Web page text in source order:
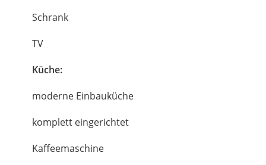
Schrank
TV
Küche:
moderne Einbauküche
komplett eingerichtet
Kaffeemaschine